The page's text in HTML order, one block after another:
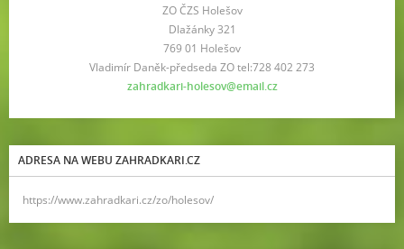
ZO ČZS Holešov
Dlažánky 321
769 01 Holešov
Vladimír Daněk-předseda ZO tel:728 402 273
zahradkari-holesov@email.cz
ADRESA NA WEBU ZAHRADKARI.CZ
https://www.zahradkari.cz/zo/holesov/